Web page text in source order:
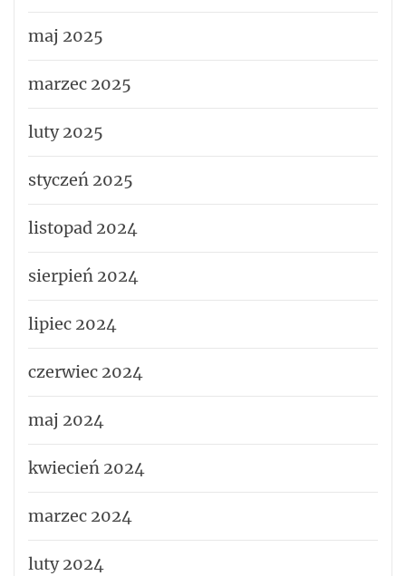
maj 2025
marzec 2025
luty 2025
styczeń 2025
listopad 2024
sierpień 2024
lipiec 2024
czerwiec 2024
maj 2024
kwiecień 2024
marzec 2024
luty 2024